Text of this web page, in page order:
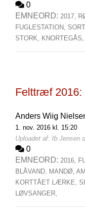
0
EMNEORD: 2017,
FUGLESTATION,
STORK, KNORTEGÅS,
Felttræf 2016:
Anders Wiig
1. nov. 2016 kl. 15:20
Uploadet af: Ib Jensen
0
EMNEORD: 2016,
BLÅVAND, MANDØ,
KORTTÅET LÆRKE,
LØVSANGER,